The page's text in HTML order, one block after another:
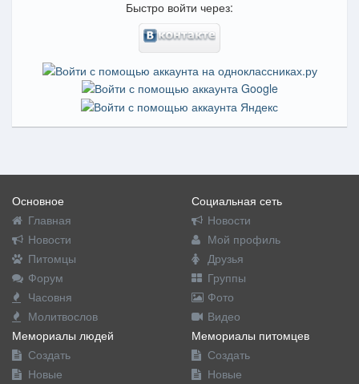
Быстро войти через:
Основное
Главная
Новости
Питомцы
Форум
Часовня
Молитвослов
Социальная сеть
Новости
Мой профиль
Друзья
Группы
Фото
Видео
Мемориалы людей
Создать
Новые
Мемориалы питомцев
Создать
Новые